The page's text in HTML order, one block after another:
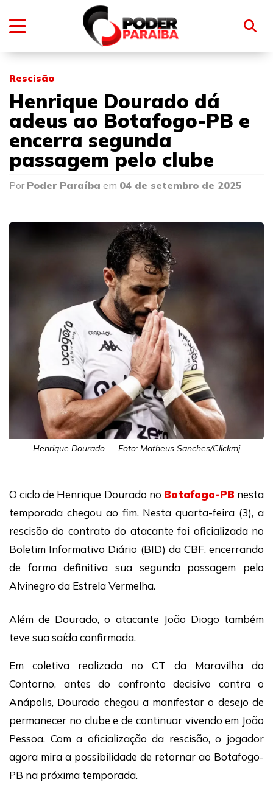
Rescisão
Henrique Dourado dá
adeus ao Botafogo-PB e
encerra segunda
passagem pelo clube
Por Poder Paraíba em 04 de setembro de 2025
Henrique Dourado — Foto: Matheus Sanches/Clickmj
O ciclo de Henrique Dourado no Botafogo-PB nesta
temporada chegou ao fim. Nesta quarta-feira (3), a
rescisão do contrato do atacante foi oficializada no
Boletim Informativo Diário (BID) da CBF, encerrando
de forma definitiva sua segunda passagem pelo
Alvinegro da Estrela Vermelha.
Além de Dourado, o atacante João Diogo também
teve sua saída confirmada.
Em coletiva realizada no CT da Maravilha do
Contorno, antes do confronto decisivo contra o
Anápolis, Dourado chegou a manifestar o desejo de
permanecer no clube e de continuar vivendo em João
Pessoa. Com a oficialização da rescisão, o jogador
agora mira a possibilidade de retornar ao Botafogo-
PB na próxima temporada.